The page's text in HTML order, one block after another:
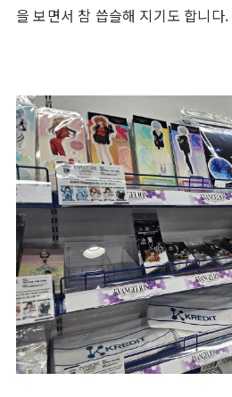
을 보면서 참 씁슬해 지기도 합니다.